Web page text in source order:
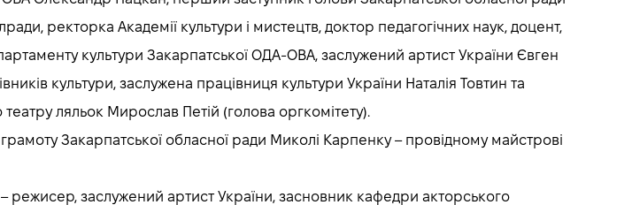
ректорка Академії культури і мистецтв, доктор педагогічних наук, доцент,
культури Закарпатської ОДА-ОВА, заслужений артист України Євген
культури, заслужена працівниця культури України Наталія Товтин та
ляльок Мирослав Петій (голова оргкомітету).
Закарпатської обласної ради Миколі Карпенку – провідному майстрові
– режисер, заслужений артист України, засновник кафедри акторського